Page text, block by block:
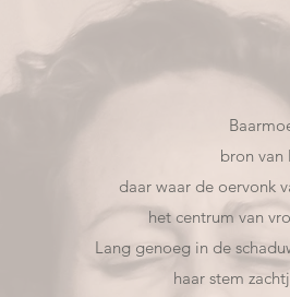
bron van
daar waar de oervonk
het centrum van
Lang genoeg in de
haar stem